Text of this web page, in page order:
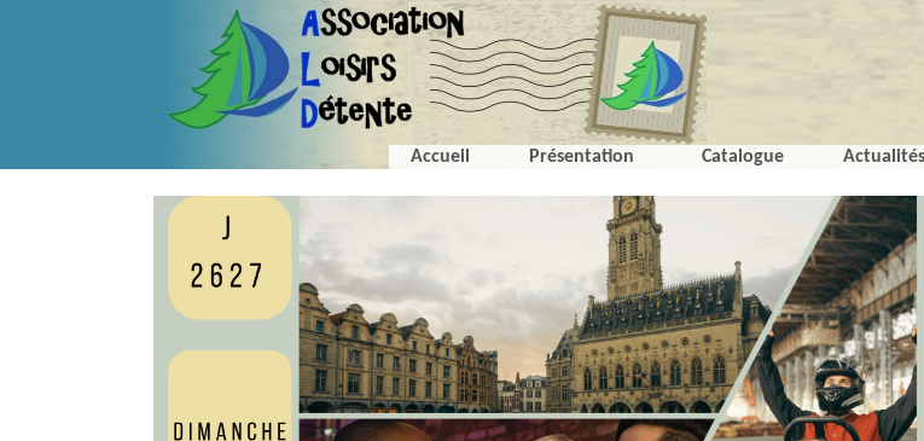
Accueil Présentation Catalogue Actualités